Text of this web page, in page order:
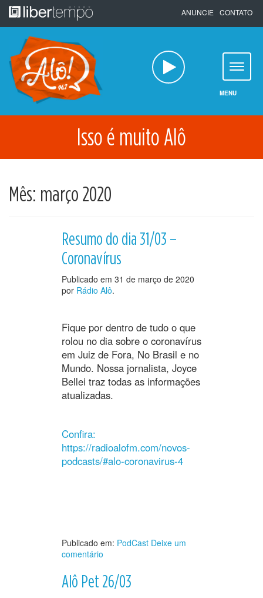
Pular
para
o
conteúdo
ANUNCIE CONTATO
MENU
Isso é muito Alô
Mês: março 2020
Resumo do dia 31/03 –
Coronavírus
Publicado em 31 de março de 2020
por Rádio Alô.
Fique por dentro de tudo o que
rolou no dia sobre o coronavírus
em Juiz de Fora, No Brasil e no
Mundo. Nossa jornalista, Joyce
Bellei traz todas as informações
atualizadas.
Confira:
https://radioalofm.com/novos-
podcasts/#alo-coronavirus-4
Publicado em: PodCast Deixe um
comentário
Alô Pet 26/03